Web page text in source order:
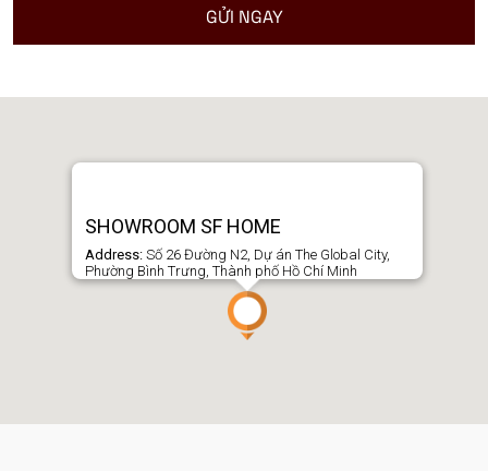
SHOWROOM SF HOME
Address: Số 26 Đường N2, Dự án The Global City,
Phường Bình Trưng, Thành phố Hồ Chí Minh